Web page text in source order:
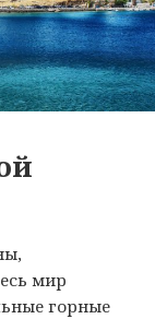
мир
горные